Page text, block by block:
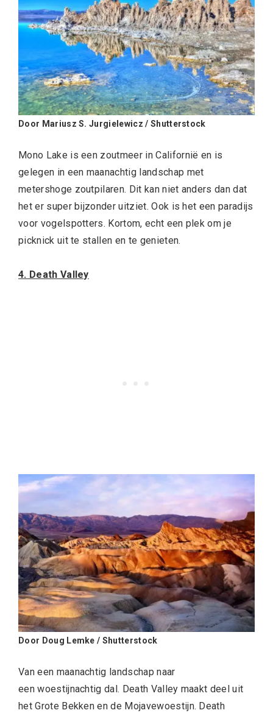
Door Mariusz S. Jurgielewicz / Shutterstock
Mono Lake is een zoutmeer in Californië en is
gelegen in een maanachtig landschap met
metershoge zoutpilaren. Dit kan niet anders dan dat
het er super bijzonder uitziet. Ook is het een paradijs
voor vogelspotters. Kortom, echt een plek om je
picknick uit te stallen en te genieten.
4. Death Valley
Door Doug Lemke / Shutterstock
Van een maanachtig landschap naar
een woestijnachtig dal. Death Valley maakt deel uit
het Grote Bekken en de Mojavewoestijn. Death